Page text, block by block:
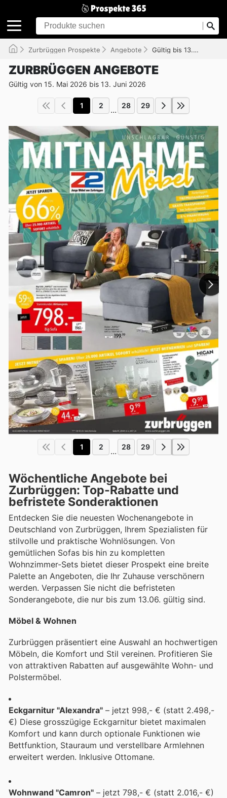
Zurbrüggen Prospekte Angebote Gültig bis 13.06.2026
ZURBRÜGGEN ANGEBOTE
Gültig von 15. Mai 2026 bis 13. Juni 2026
1 2 ... 28 29
1 2 ... 28 29
Wöchentliche Angebote bei
Zurbrüggen: Top-Rabatte und
befristete Sonderaktionen
Entdecken Sie die neuesten Wochenangebote in
Deutschland von Zurbrüggen, Ihrem Spezialisten für
stilvolle und praktische Wohnlösungen. Von
gemütlichen Sofas bis hin zu kompletten
Wohnzimmer-Sets bietet dieser Prospekt eine breite
Palette an Angeboten, die Ihr Zuhause verschönern
werden. Verpassen Sie nicht die befristeten
Sonderangebote, die nur bis zum 13.06. gültig sind.
Möbel & Wohnen
Zurbrüggen präsentiert eine Auswahl an hochwertigen
Möbeln, die Komfort und Stil vereinen. Profitieren Sie
von attraktiven Rabatten auf ausgewählte Wohn- und
Polstermöbel.
Eckgarnitur "Alexandra" – jetzt 998,- € (statt 2.498,-
€) Diese grosszügige Eckgarnitur bietet maximalen
Komfort und kann durch optionale Funktionen wie
Bettfunktion, Stauraum und verstellbare Armlehnen
erweitert werden. Inklusive Ottomane.
Wohnwand "Camron" – jetzt 798,- € (statt 2.016,- €)